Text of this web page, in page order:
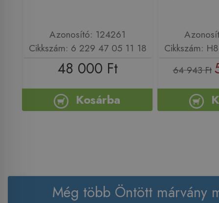
Azonosító: 124261
Cikkszám: 6 229 47 05 11 18
48 000 Ft
Kosárba
Cikkszám:
64 943 Ft
Még több Öntött márvány